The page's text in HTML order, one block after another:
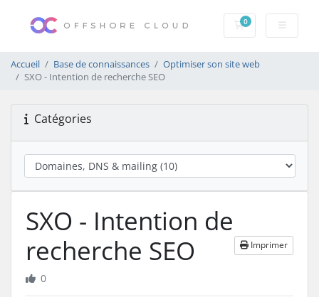
0Votre panier
Accueil Base de connaissances
Optimiser son site web
SXO - Intention de recherche SEO
Catégories
SXO - Intention de
recherche SEO
Imprimer
0